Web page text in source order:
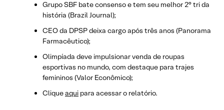
Grupo SBF bate consenso e tem seu melhor 2° tri da
história (Brazil Journal);
CEO da DPSP deixa cargo após três anos (Panorama
Farmacêutico);
Olimpíada deve impulsionar venda de roupas
esportivas no mundo, com destaque para trajes
femininos (Valor Econômico);
Cliqueaqui para acessar o relatório.